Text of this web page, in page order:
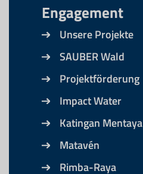
Engagement
Unsere Projekte
SAUBER Wald
Projektförderung
Impact Water
Katingan Mentaya
Matavén
Rimba-Raya